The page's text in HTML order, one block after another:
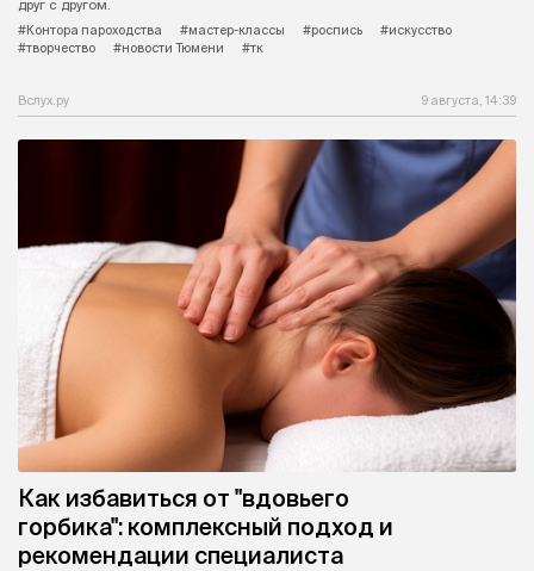
друг с другом.
#Контора пароходства
#мастер-классы #роспись
#искусство
#творчество
#новости Тюмени #тк
Вслух.ру 9 августа, 14:39
Как избавиться от "вдовьего
горбика": комплексный подход и
рекомендации специалиста